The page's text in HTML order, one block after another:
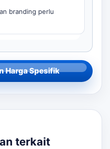
branding perlu
Harga Spesifik
terkait